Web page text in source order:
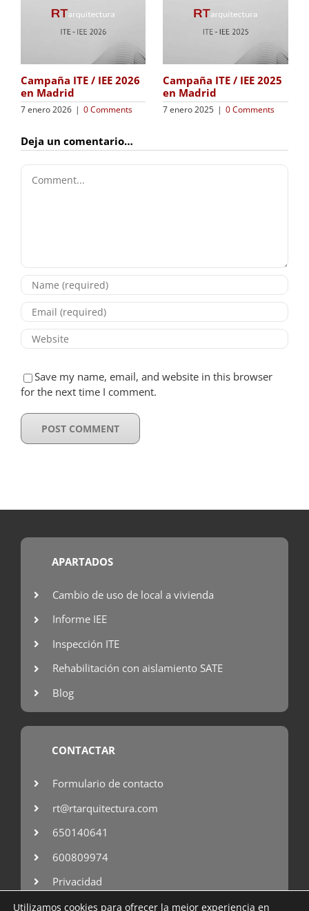
Campaña ITE / IEE 2026
en Madrid
7 enero 2026 | 0 Comments
Campaña ITE / IEE 2025
en Madrid
7 enero 2025 | 0 Comments
Deja un comentario…
Comment
Save my name, email, and website in this browser
for the next time I comment.
APARTADOS
Cambio de uso de local a vivienda
Informe IEE
Inspección ITE
Rehabilitación con aislamiento SATE
Blog
CONTACTAR
Formulario de contacto
rt@rtarquitectura.com
650140641
600809974
Privacidad
Utilizamos cookies para ofrecer la mejor experiencia en